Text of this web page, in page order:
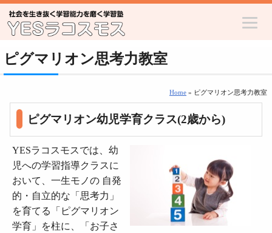
ピグマリオン思考力教室
Home » ピグマリオン思考力教室
ピグマリオン幼児学育クラス(2歳から)
YESラコスモスでは、幼
児への学習指導クラスに
おいて、一生モノの 自発
的・自立的な「思考力」
を育てる「ピグマリオン
学育」を柱に、「お子さ